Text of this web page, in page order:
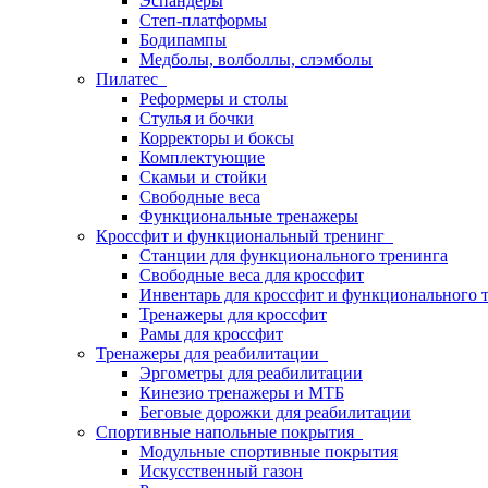
Степ-платформы
Бодипампы
Медболы, волболлы, слэмболы
Пилатес
Реформеры и столы
Стулья и бочки
Корректоры и боксы
Комплектующие
Скамьи и стойки
Свободные веса
Функциональные тренажеры
Кроссфит и функциональный тренинг
Станции для функционального тренинга
Свободные веса для кроссфит
Инвентарь для кроссфит и функционального
Тренажеры для кроссфит
Рамы для кроссфит
Тренажеры для реабилитации
Эргометры для реабилитации
Кинезио тренажеры и МТБ
Беговые дорожки для реабилитации
Спортивные напольные покрытия
Модульные спортивные покрытия
Искусственный газон